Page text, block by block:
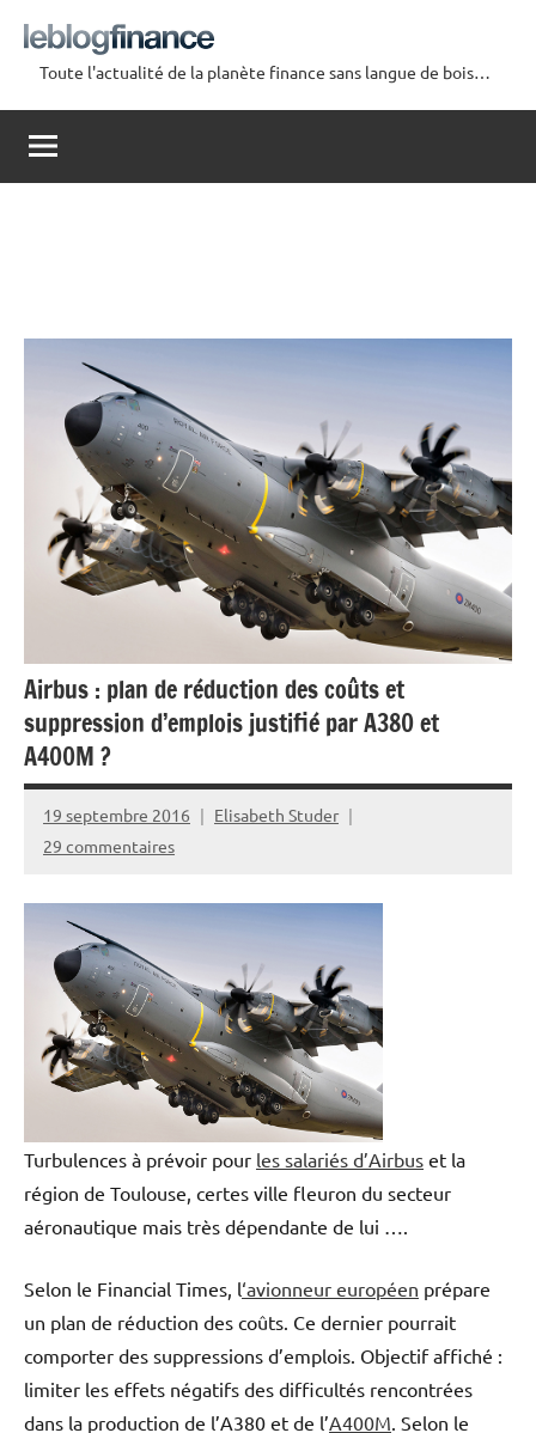
contenu
Le
Blog
Finance
Toute l'actualité de la planète finance sans langue de bois…
Airbus : plan de réduction des coûts et
suppression d’emplois justifié par A380 et
A400M ?
19 septembre 2016
Elisabeth Studer
29 commentaires
Turbulences à prévoir pour les salariés d’Airbus et la
région de Toulouse, certes ville fleuron du secteur
aéronautique mais très dépendante de lui ….
Selon le Financial Times, l‘avionneur européen prépare
un plan de réduction des coûts. Ce dernier pourrait
comporter des suppressions d’emplois. Objectif affiché :
limiter les effets négatifs des difficultés rencontrées
dans la production de l’A380 et de l’A400M . Selon le